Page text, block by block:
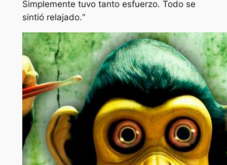
Simplemente tuvo tanto esfuerzo. Todo se
sintió relajado.“